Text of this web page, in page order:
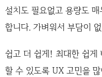
설치도 필요없고 용량도
합니다. 가벼워서 부담이
쉽고 더 쉽게! 최대한 쉽게
할 수 있도록 UX 고민을